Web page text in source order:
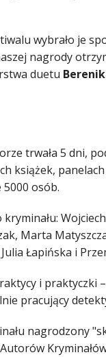
wybrało je
nagrody
duetu
trwała 5 dni,
książek,
osób.
Marta
Łapińska i
i praktyczki
pracujący
nagrodzony